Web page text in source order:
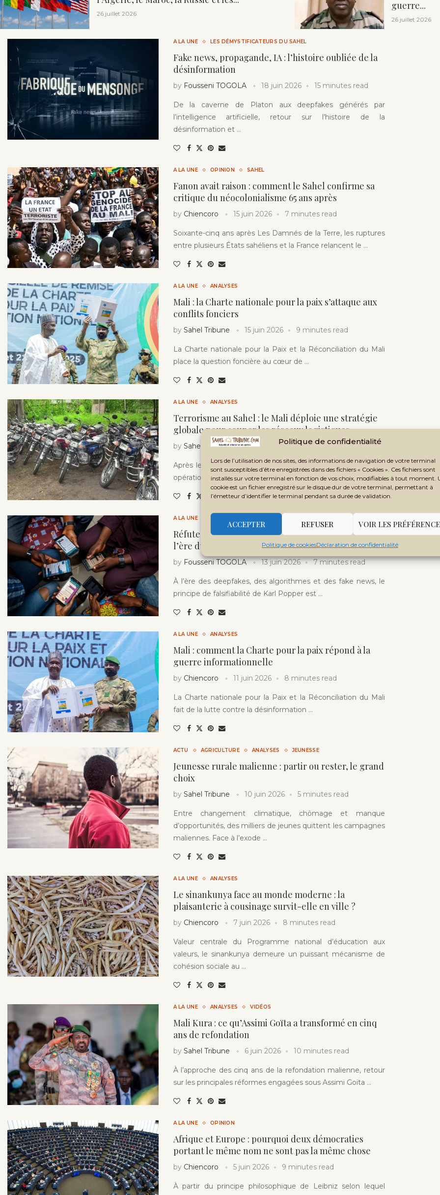
Politique de confidentialité
Lors de l’utilisation de nos sites, des informations de navigation de votre terminal
sont susceptibles d’être enregistrées dans des fichiers « Cookies ». Ces fichiers sont
installés sur votre terminal en fonction de vos choix, modifiables à tout moment.
cookie est un fichier enregistré sur le disque dur de votre terminal, permettant à
l’émetteur d’identifier le terminal pendant sa durée de validation.
ACCEPTER REFUSER VOIR LES
Politique de cookiesDéclaration de confidentialité
26 juillet 2026
guerre...
26 juillet 2026
A LA UNE LES DÉMYSTIFICATEURS DU SAHEL
Fake news, propagande, IA : l’histoire oubliée de la
désinformation
by Fousseni TOGOLA 18 juin 2026 15 minutes read
De la caverne de Platon aux deepfakes générés par
l’intelligence artificielle, retour sur l’histoire de la
désinformation et …
A LA UNE OPINION SAHEL
Fanon avait raison : comment le Sahel confirme sa
critique du néocolonialisme 65 ans après
by Chiencoro 15 juin 2026 7 minutes read
Soixante-cinq ans après Les Damnés de la Terre, les ruptures
entre plusieurs États sahéliens et la France relancent le …
A LA UNE ANALYSES
Mali : la Charte nationale pour la paix s’attaque aux
conflits fonciers
by Sahel Tribune 15 juin 2026 9 minutes read
La Charte nationale pour la Paix et la Réconciliation du Mali
place la question foncière au cœur de …
A LA UNE ANALYSES
Terrorisme au Sahel : le Mali déploie une stratégie
globale pour couper les réseaux logistiques
by Sahel Tribune 15 juin 2026 6 minutes read
Après les attaques du 25 avril 2026, le Mali lance une vaste
opération d’immatriculation des motos. Une mesure …
A LA UNE
Réfuter ou croire ? Les limites de la vérification à
l’ère du numérique
by Fousseni TOGOLA 13 juin 2026 7 minutes read
À l’ère des deepfakes, des algorithmes et des fake news, le
principe de falsifiabilité de Karl Popper est …
A LA UNE ANALYSES
Mali : comment la Charte pour la paix répond à la
guerre informationnelle
by Chiencoro 11 juin 2026 8 minutes read
La Charte nationale pour la Paix et la Réconciliation du Mali
fait de la lutte contre la désinformation …
ACTU AGRICULTURE ANALYSES JEUNESSE
Jeunesse rurale malienne : partir ou rester, le grand
choix
by Sahel Tribune 10 juin 2026 5 minutes read
Entre changement climatique, chômage et manque
d’opportunités, des milliers de jeunes quittent les campagnes
maliennes. Face à l’exode …
A LA UNE ANALYSES
Le sinankunya face au monde moderne : la
plaisanterie à cousinage survit-elle en ville ?
by Chiencoro 7 juin 2026 8 minutes read
Valeur centrale du Programme national d’éducation aux
valeurs, le sinankunya demeure un puissant mécanisme de
cohésion sociale au …
A LA UNE ANALYSES VIDÉOS
Mali Kura : ce qu’Assimi Goïta a transformé en cinq
ans de refondation
by Sahel Tribune 6 juin 2026 10 minutes read
À l’approche des cinq ans de la refondation malienne, retour
sur les principales réformes engagées sous Assimi Goïta …
A LA UNE OPINION
Afrique et Europe : pourquoi deux démocraties
portant le même nom ne sont pas la même chose
by Chiencoro 5 juin 2026 9 minutes read
À partir du principe philosophique de Leibniz selon lequel